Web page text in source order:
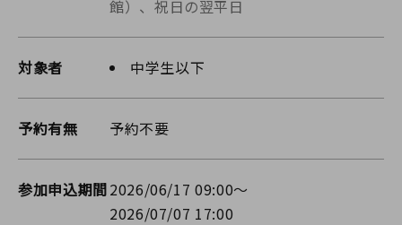
館）、祝日の翌平日
対象者 中学生以下
予約有無 予約不要
参加申込期間2026/06/17 09:00～
2026/07/07 17:00